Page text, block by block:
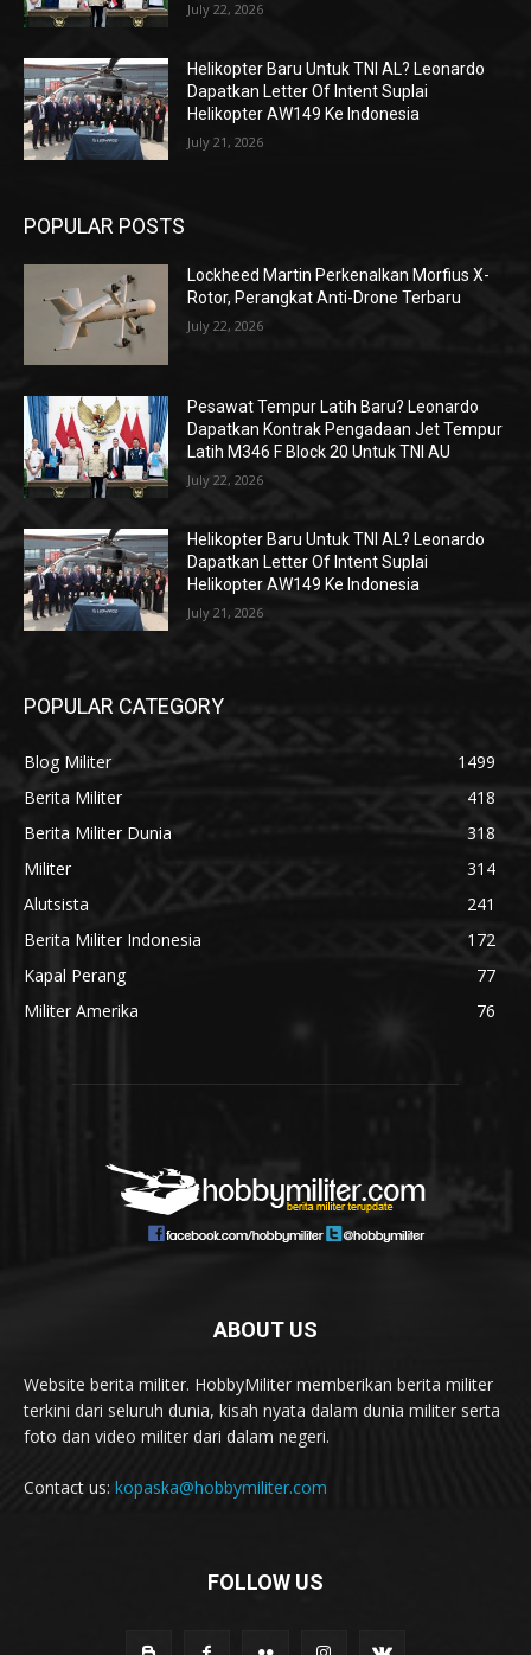
July 22, 2026
Helikopter Baru Untuk TNI AL? Leonardo
Dapatkan Letter Of Intent Suplai
Helikopter AW149 Ke Indonesia
July 21, 2026
POPULAR POSTS
Lockheed Martin Perkenalkan Morfius X-
Rotor, Perangkat Anti-Drone Terbaru
July 22, 2026
Pesawat Tempur Latih Baru? Leonardo
Dapatkan Kontrak Pengadaan Jet Tempur
Latih M346 F Block 20 Untuk TNI AU
July 22, 2026
Helikopter Baru Untuk TNI AL? Leonardo
Dapatkan Letter Of Intent Suplai
Helikopter AW149 Ke Indonesia
July 21, 2026
POPULAR CATEGORY
Blog Militer
1499
Berita Militer
418
Berita Militer Dunia
318
Militer
314
Alutsista
241
Berita Militer Indonesia
172
Kapal Perang
77
Militer Amerika
76
ABOUT US
Website berita militer. HobbyMiliter memberikan berita militer
terkini dari seluruh dunia, kisah nyata dalam dunia militer serta
foto dan video militer dari dalam negeri.
Contact us: kopaska@hobbymiliter.com
FOLLOW US